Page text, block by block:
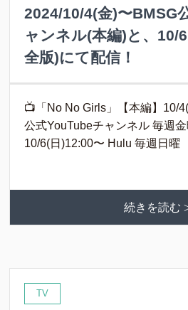
2024/10/4(金)〜BMSG
ャンネル(本編)と、10/
全版)にて配信！
📺「No No Girls」【本編】10/
公式YouTubeチャンネル 毎週金
10/6(日)12:00〜 Hulu 毎週日曜
続きを読む
TV